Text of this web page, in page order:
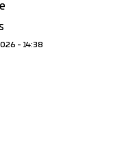
- 14:38